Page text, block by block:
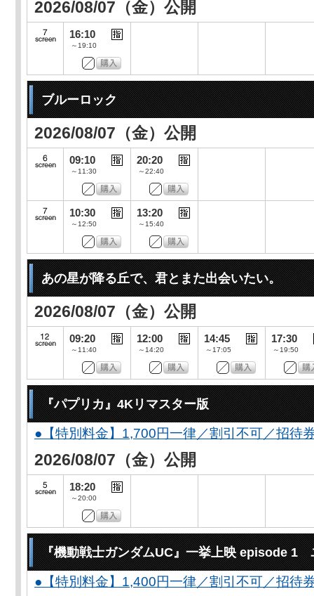
2026/08/07（金）公開
16:10
～19:10
ブルーロック
2026/08/07（金）公開
09:10
～11:30
20:20
～22:40
10:30
～12:50
13:20
～15:40
あの星が降る丘で、君とまた出会いたい。
2026/08/07（金）公開
09:20
～11:40
12:00
～14:20
14:45
～17:05
17:30
～19:50
『パプリカ』4Kリマスター版
●【特別料金】1,700円一律／割引不可／招待
2026/08/07（金）公開
18:20
～20:00
『機動戦士ガンダムUC』一挙上映 episode 1
●【特別料金】1,400円一律／割引不可／招待